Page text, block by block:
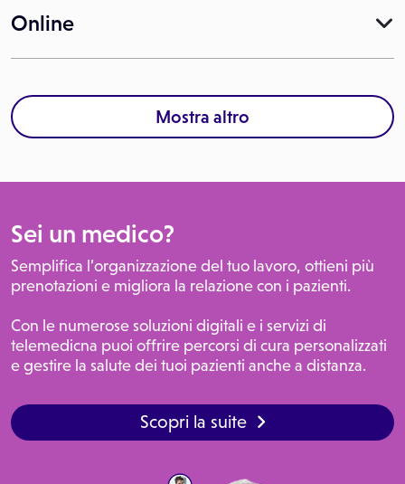
Online
Mostra altro
Sei un medico?
Semplifica l’organizzazione del tuo lavoro, ottieni più
prenotazioni e migliora la relazione con i pazienti.
Con le numerose soluzioni digitali e i servizi di
telemedicna puoi offrire percorsi di cura personalizzati
e gestire la salute dei tuoi pazienti anche a distanza.
Scopri la suite